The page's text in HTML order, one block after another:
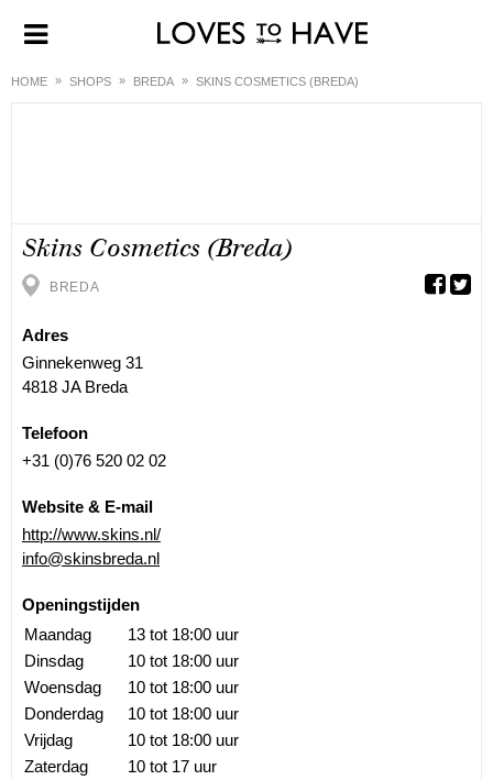
HOME SHOPS BREDA SKINS COSMETICS (BREDA)
Skins Cosmetics (Breda)
BREDA
Adres
Ginnekenweg 31
4818 JA Breda
Telefoon
+31 (0)76 520 02 02
Website & E-mail
http://www.skins.nl/
info@skinsbreda.nl
Openingstijden
Maandag
13 tot 18:00 uur
Dinsdag
10 tot 18:00 uur
Woensdag
10 tot 18:00 uur
Donderdag
10 tot 18:00 uur
Vrijdag
10 tot 18:00 uur
Zaterdag
10 tot 17 uur